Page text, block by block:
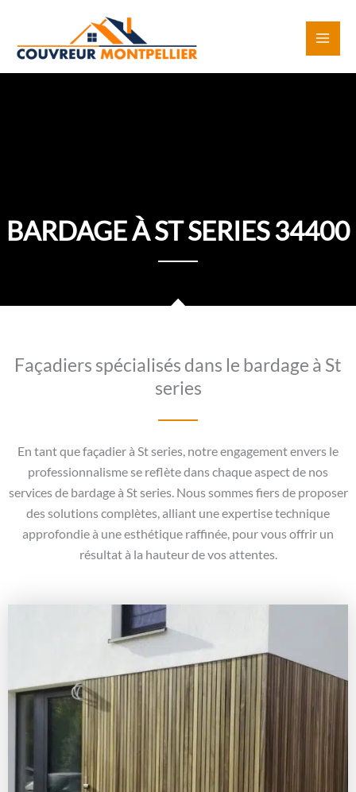
contenu
BARDAGE À ST SERIES 34400
Façadiers spécialisés dans le bardage à St
series
En tant que façadier à St series, notre engagement envers le
professionnalisme se reflète dans chaque aspect de nos
services de bardage à St series. Nous sommes fiers de proposer
des solutions complètes, alliant une expertise technique
approfondie à une esthétique raffinée, pour vous offrir un
résultat à la hauteur de vos attentes.